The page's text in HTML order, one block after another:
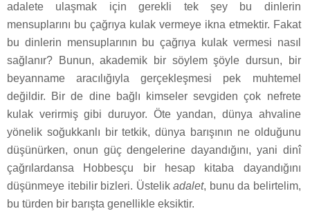
adalete ulaşmak için gerekli tek şey bu dinlerin
mensuplarını bu çağrıya kulak vermeye ikna etmektir. Fakat
bu dinlerin mensuplarının bu çağrıya kulak vermesi nasıl
sağlanır? Bunun, akademik bir söylem şöyle dursun, bir
beyanname aracılığıyla gerçekleşmesi pek muhtemel
değildir. Bir de dine bağlı kimseler sevgiden çok nefrete
kulak verirmiş gibi duruyor. Öte yandan, dünya ahvaline
yönelik soğukkanlı bir tetkik, dünya barışının ne olduğunu
düşünürken, onun güç dengelerine dayandığını, yani dinî
çağrılardansa Hobbesçu bir hesap kitaba dayandığını
düşünmeye itebilir bizleri. Üstelikadalet, bunu da belirtelim,
bu türden bir barışta genellikle eksiktir.